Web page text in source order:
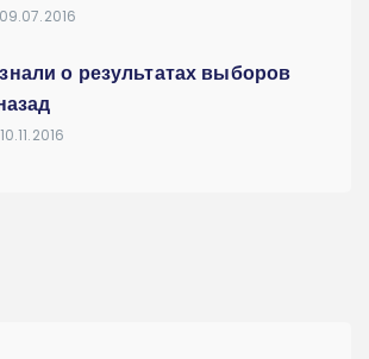
09.07.2016
о результатах выборов
10.11.2016